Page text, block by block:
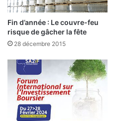
s
t
r
i
e
l
Fin d’année : Le couvre-feu
risque de gâcher la fête
28 décembre 2015